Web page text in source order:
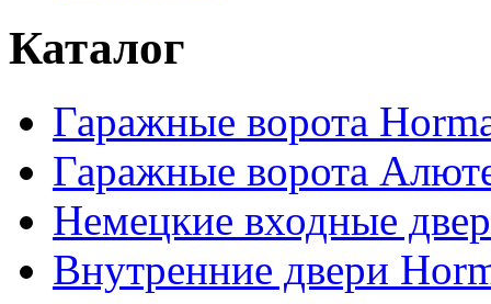
Каталог
Гаражные ворота
Гаражные ворота
Немецкие входные
Внутренние двери